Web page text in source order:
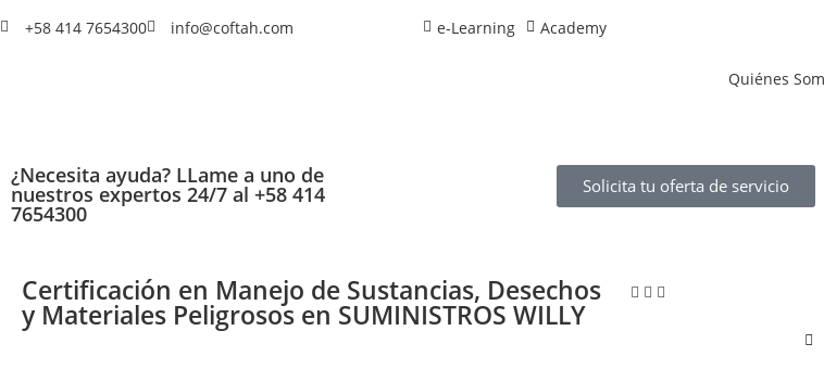
+58 414 7654300 info@coftah.com e-Learning Academy
Quiénes
¿Necesita ayuda? LLame a uno de
nuestros expertos 24/7 al +58 414
7654300
Solicita tu oferta de servicio
Certificación en Manejo de Sustancias, Desechos
y Materiales Peligrosos en SUMINISTROS WILLY